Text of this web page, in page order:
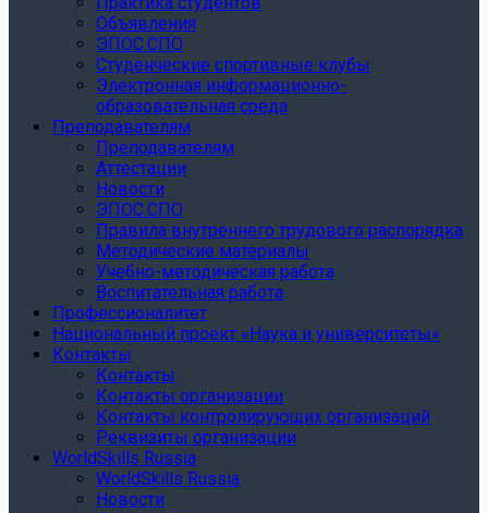
Объявления
ЭПОС.СПО
Студенческие спортивные клубы
Электронная информационно-
образовательная среда
Преподавателям
Преподавателям
Аттестации
Новости
ЭПОС.СПО
Правила внутреннего трудового распорядка
Методические материалы
Учебно-методическая работа
Воспитательная работа
Профессионалитет
Национальный проект «Наука и университеты»
Контакты
Контакты
Контакты организации
Контакты контролирующих организаций
Реквизиты организации
WorldSkills Russia
WorldSkills Russia
Новости